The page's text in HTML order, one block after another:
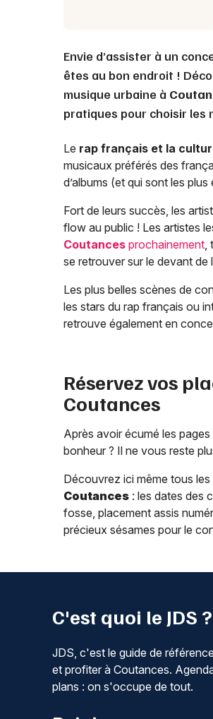
Envie d’assister à un
êtes au bon endroit !
musique urbaine à
pratiques pour choisir les
Le rap français et la
musicaux préférés des
d’albums (et qui sont les
Fort de leurs succès, les
flow au public ! Les artistes
Coutances prochainement,
se retrouver sur le devant de
Les plus belles scènes de
les stars du rap français ou
retrouve également en
Réservez vos
Coutances
Après avoir écumé les pages
bonheur ? Il ne vous reste
Découvrez ici même tous
Coutances : les dates des
fosse, placement assis
précieux sésames pour le
C'est quoi le JDS ?
JDS, c'est le guide de
et profiter à Coutances.
plans : on s'occupe de tout.